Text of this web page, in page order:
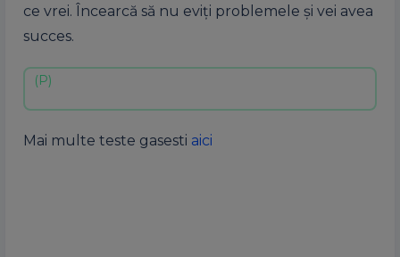
ce vrei. Încearcă să nu eviți problemele și vei avea
succes.
Mai multe teste gasesti aici